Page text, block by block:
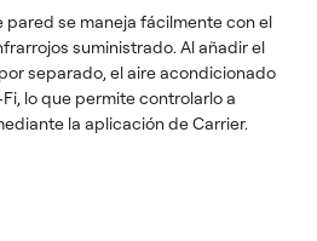
pared se maneja fácilmente con el
suministrado. Al añadir el
separado, el aire acondicionado
lo que permite controlarlo a
la aplicación de Carrier.